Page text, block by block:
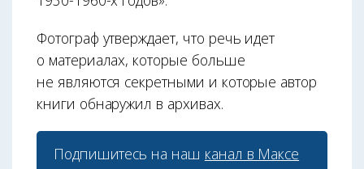
Фотограф утверждает, что речь идет
о материалах, которые больше
не являются секретными и которые автор
книги обнаружил в архивах.
Подпишитесь на наш канал в Максе